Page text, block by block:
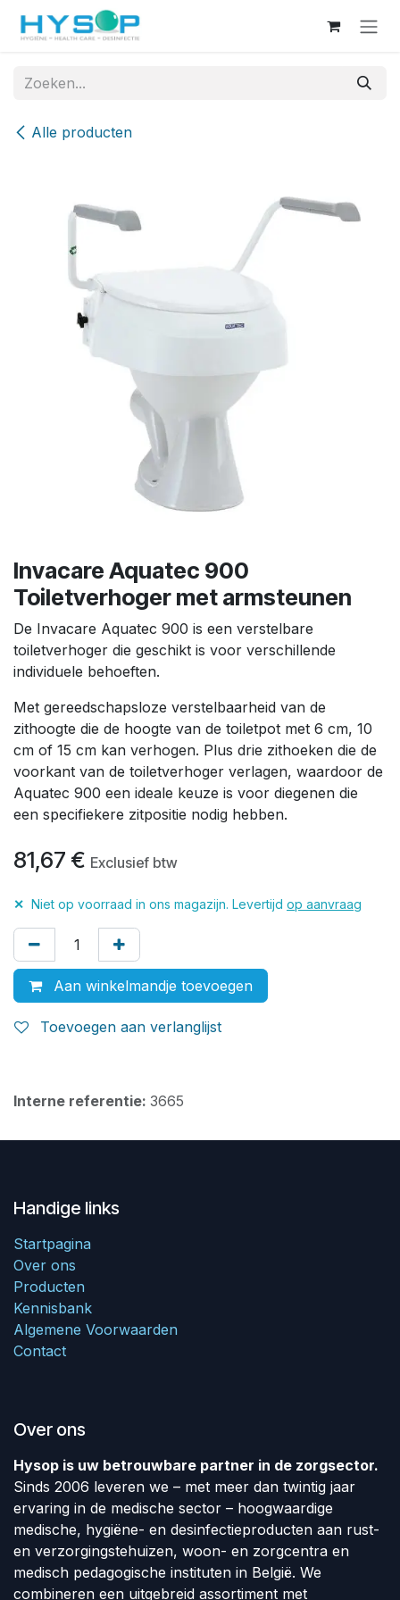
Overslaan naar inhoud
Alle producten
Invacare Aquatec 900
Toiletverhoger met armsteunen
De Invacare Aquatec 900 is een verstelbare
toiletverhoger die geschikt is voor verschillende
individuele behoeften.
Met gereedschapsloze verstelbaarheid van de
zithoogte die de hoogte van de toiletpot met 6 cm, 10
cm of 15 cm kan verhogen. Plus drie zithoeken die de
voorkant van de toiletverhoger verlagen, waardoor de
Aquatec 900 een ideale keuze is voor diegenen die
een specifiekere zitpositie nodig hebben.
81,67 € Exclusief btw
✕ Niet op voorraad in ons magazijn. Levertijd op aanvraag
Aan winkelmandje toevoegen
Toevoegen aan verlanglijst
Interne referentie: 3665
Handige links
Startpagina
Over ons
Producten
Kennisbank
Algemene Voorwaarden
Contact
Over ons
Hysop is uw betrouwbare partner in de zorgsector.
Sinds 2006 leveren we – met meer dan twintig jaar
ervaring in de medische sector – hoogwaardige
medische, hygiëne- en desinfectieproducten aan rust-
en verzorgingstehuizen, woon- en zorgcentra en
medisch pedagogische instituten in België. We
combineren een uitgebreid assortiment met